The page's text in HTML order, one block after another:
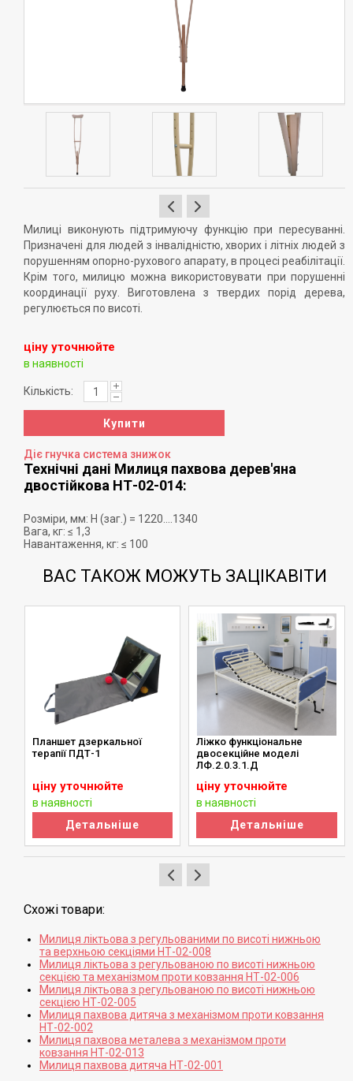
Милиці виконують підтримуючу функцію при пересуванні.
Призначені для людей з інвалідністю, хворих і літніх людей з
порушенням опорно-рухового апарату, в процесі реабілітації.
Крім того, милицю можна використовувати при порушенні
координації руху. Виготовлена з твердих порід дерева,
регулюється по висоті.
ціну уточнюйте
в наявності
Кількість:
Купити
Діє гнучка система знижок
Технічні дані Милиця пахвова дерев'яна
двостійкова НТ-02-014:
Розміри, мм: Н (заг.) = 1220....1340
Вага, кг: ≤ 1,3
Навантаження, кг: ≤ 100
ВАС ТАКОЖ МОЖУТЬ ЗАЦІКАВІТИ
Планшет дзеркальної
терапії ПДТ-1
ціну уточнюйте
в наявності
Детальніше
Ліжко функціональне
двосекційне моделі
ЛФ.2.0.3.1.Д
ціну уточнюйте
в наявності
Детальніше
Схожі товари:
Милиця ліктьова з регульованими по висоті нижньою
та верхньою секціями НТ-02-008
Милиця ліктьова з регульованою по висоті нижньою
секцією та механізмом проти ковзання НТ-02-006
Милиця ліктьова з регульованою по висоті нижньою
секцією НТ-02-005
Милиця пахвова дитяча з механізмом проти ковзання
НТ-02-002
Милиця пахвова металева з механізмом проти
ковзання НТ-02-013
Милиця пахвова дитяча НТ-02-001